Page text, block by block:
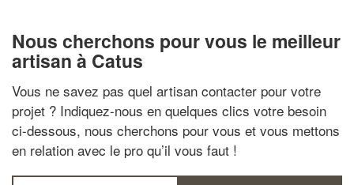
Nous cherchons pour vous le meilleur
artisan à Catus
Vous ne savez pas quel artisan contacter pour votre
projet ? Indiquez-nous en quelques clics votre besoin
ci-dessous, nous cherchons pour vous et vous mettons
en relation avec le pro qu’il vous faut !